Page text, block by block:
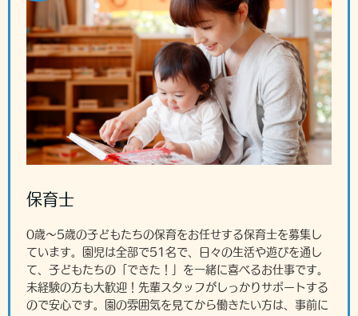
保育士
0歳～5歳の子どもたちの保育をお任せする保育士を募集し
ています。園児は全部で51名で、日々の生活や遊びを通し
て、子どもたちの「できた！」を一緒に喜べるお仕事です。
未経験の方も大歓迎！先輩スタッフがしっかりサポートする
ので安心です。園の雰囲気を見てから働きたい方は、事前に